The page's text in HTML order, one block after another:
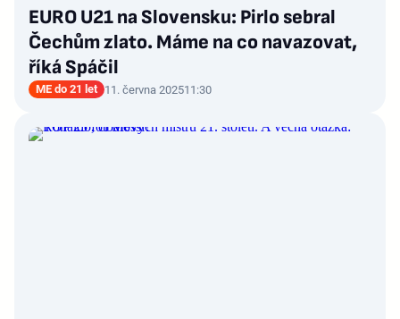
EURO U21 na Slovensku: Pirlo sebral
Čechům zlato. Máme na co navazovat,
říká Spáčil
ME do 21 let 11. června 202511:30